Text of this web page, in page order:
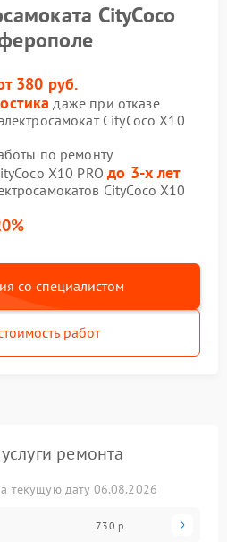
CityCoco
380 руб.
даже при отказе
CityCoco X10
по ремонту
X10 PROдо 3-х лет
CityCoco X10
со специалистом
работ
ремонта
текущую дату 06.08.2026
730 р